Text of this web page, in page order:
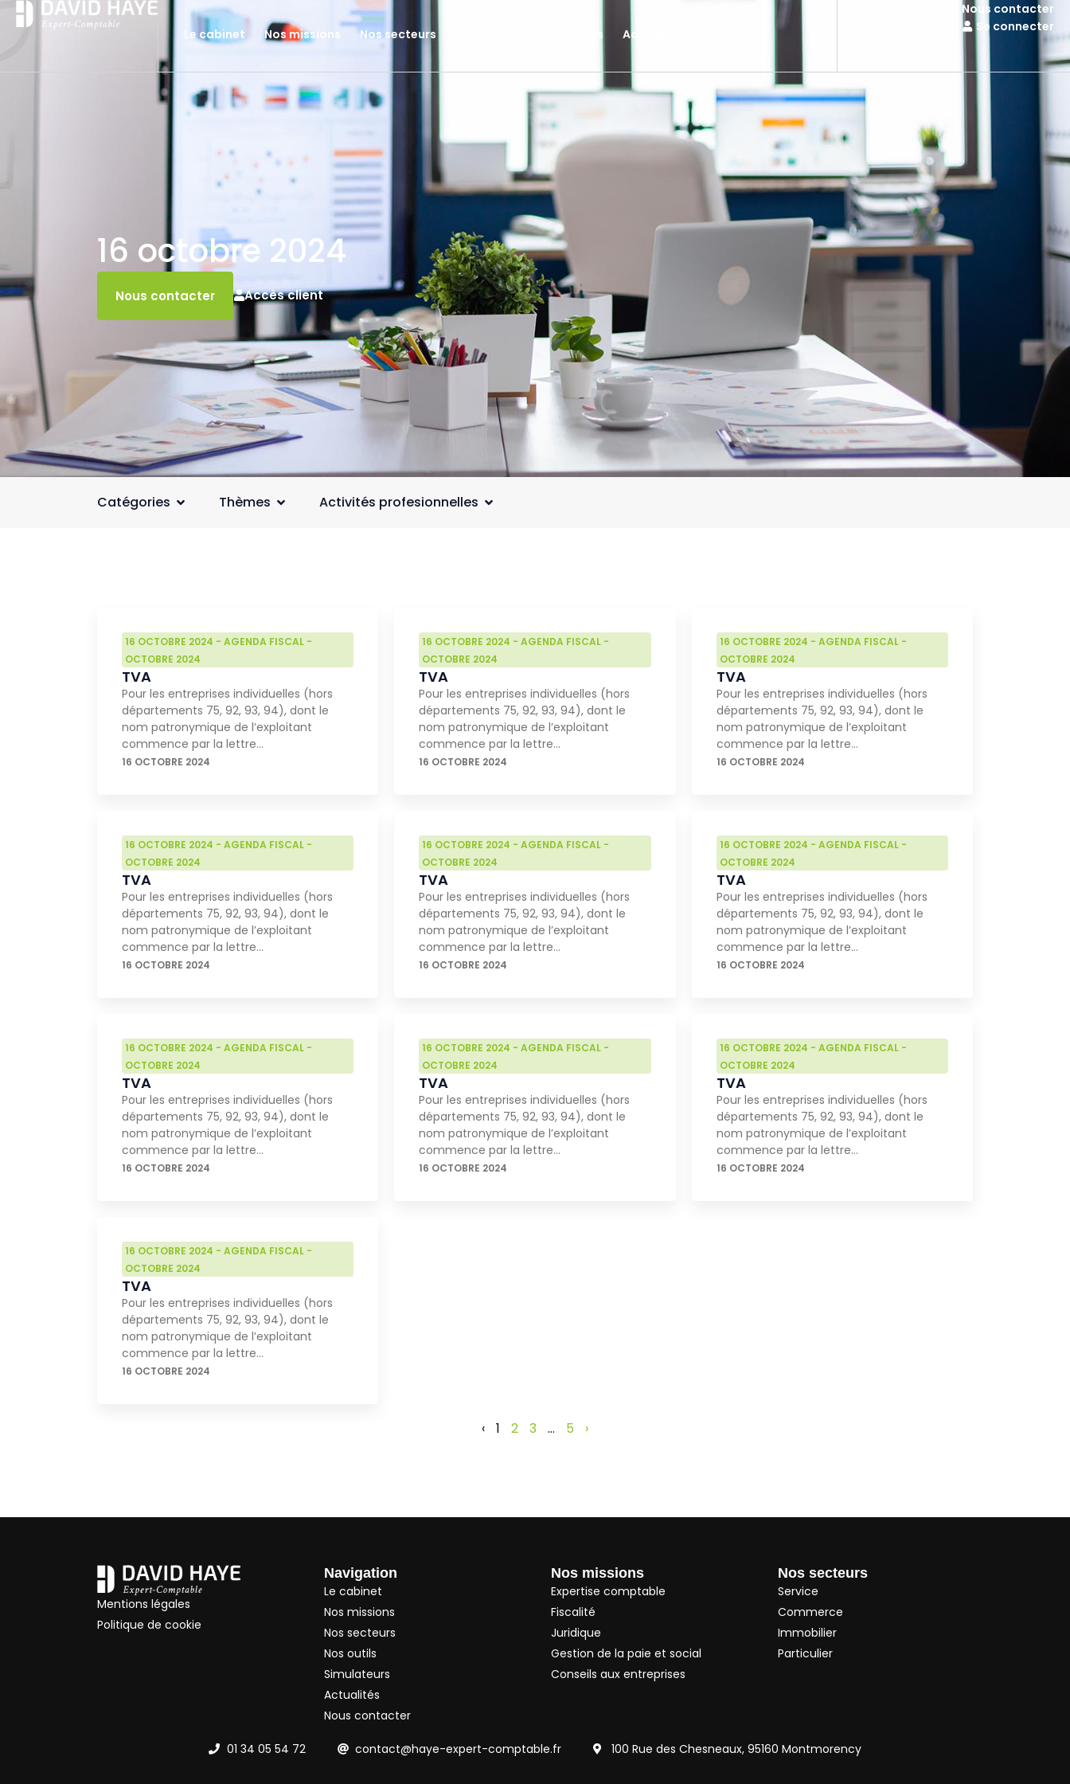
Le cabinet Nos missions Nos secteurs Simulateurs Actualités
Nous contacter
Se connecter
16 octobre 2024
Nous contacter Accès client
Catégories Thèmes Activités profesionnelles
16 OCTOBRE 2024 - AGENDA FISCAL -
OCTOBRE 2024
TVA
Pour les entreprises individuelles (hors
départements 75, 92, 93, 94), dont le
nom patronymique de l’exploitant
commence par la lettre…
16 OCTOBRE 2024
16 OCTOBRE 2024 -AGENDA FISCAL -
OCTOBRE 2024
TVA
Pour les entreprises individuelles (hors
départements 75, 92, 93, 94), dont le
nom patronymique de l’exploitant
commence par la lettre…
16 OCTOBRE 2024
16 OCTOBRE 2024 - AGENDA FISCAL-
OCTOBRE 2024
TVA
Pour les entreprises individuelles (hors
départements 75, 92, 93, 94), dont le
nom patronymique de l’exploitant
commence par la lettre…
16 OCTOBRE 2024
16 OCTOBRE 2024 - AGENDA FISCAL -
OCTOBRE 2024
TVA
Pour les entreprises individuelles (hors
départements 75, 92, 93, 94), dont le
nom patronymique de l’exploitant
commence par la lettre…
16 OCTOBRE 2024
16 OCTOBRE 2024 -AGENDA FISCAL -
OCTOBRE 2024
TVA
Pour les entreprises individuelles (hors
départements 75, 92, 93, 94), dont le
nom patronymique de l’exploitant
commence par la lettre…
16 OCTOBRE 2024
16 OCTOBRE 2024 - AGENDA FISCAL-
OCTOBRE 2024
TVA
Pour les entreprises individuelles (hors
départements 75, 92, 93, 94), dont le
nom patronymique de l’exploitant
commence par la lettre…
16 OCTOBRE 2024
16 OCTOBRE 2024 - AGENDA FISCAL -
OCTOBRE 2024
TVA
Pour les entreprises individuelles (hors
départements 75, 92, 93, 94), dont le
nom patronymique de l’exploitant
commence par la lettre…
16 OCTOBRE 2024
16 OCTOBRE 2024 -AGENDA FISCAL -
OCTOBRE 2024
TVA
Pour les entreprises individuelles (hors
départements 75, 92, 93, 94), dont le
nom patronymique de l’exploitant
commence par la lettre…
16 OCTOBRE 2024
16 OCTOBRE 2024 - AGENDA FISCAL-
OCTOBRE 2024
TVA
Pour les entreprises individuelles (hors
départements 75, 92, 93, 94), dont le
nom patronymique de l’exploitant
commence par la lettre…
16 OCTOBRE 2024
16 OCTOBRE 2024 - AGENDA FISCAL -
OCTOBRE 2024
TVA
Pour les entreprises individuelles (hors
départements 75, 92, 93, 94), dont le
nom patronymique de l’exploitant
commence par la lettre…
16 OCTOBRE 2024
‹ 1 2 3 … 5 ›
Mentions légales
Politique de cookie
Navigation
Le cabinet
Nos missions
Nos secteurs
Nos outils
Simulateurs
Actualités
Nous contacter
Nos missions
Expertise comptable
Fiscalité
Juridique
Gestion de la paie et social
Conseils aux entreprises
Nos secteurs
Service
Commerce
Immobilier
Particulier
01 34 05 54 72 contact@haye-expert-comptable.fr 100 Rue des Chesneaux, 95160 Montmorency